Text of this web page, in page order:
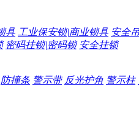
具 工业保安锁|商业锁具 安全
密码挂锁|密码锁 安全挂锁
防撞条 警示带 反光护角 警示柱